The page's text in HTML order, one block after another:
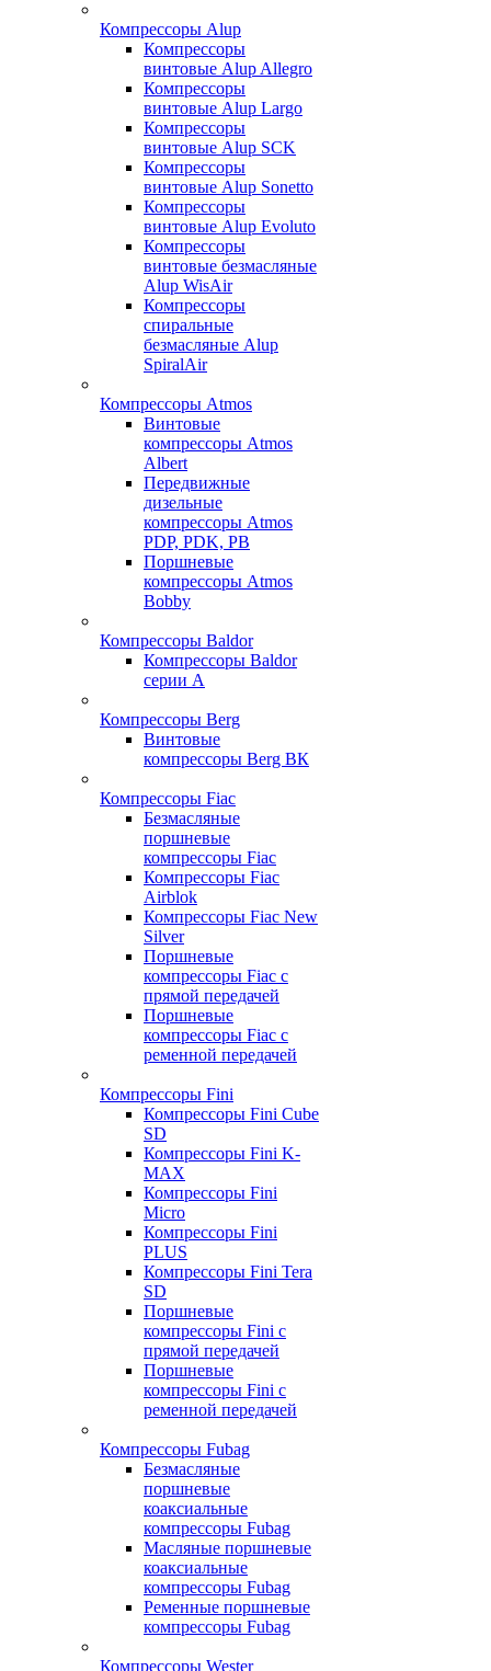
Компрессоры Alup
Компрессоры
винтовые Alup Allegro
Компрессоры
винтовые Alup Largo
Компрессоры
винтовые Alup SCK
Компрессоры
винтовые Alup Sonetto
Компрессоры
винтовые Alup Evoluto
Компрессоры
винтовые безмасляные
Alup WisAir
Компрессоры
спиральные
безмасляные Alup
SpiralAir
Компрессоры Atmos
Винтовые
компрессоры Atmos
Albert
Передвижные
дизельные
компрессоры Atmos
PDP, PDK, PB
Поршневые
компрессоры Atmos
Bobby
Компрессоры Baldor
Компрессоры Baldor
серии A
Компрессоры Berg
Винтовые
компрессоры Berg ВК
Компрессоры Fiac
Безмасляные
поршневые
компрессоры Fiac
Компрессоры Fiac
Airblok
Компрессоры Fiac New
Silver
Поршневые
компрессоры Fiac с
прямой передачей
Поршневые
компрессоры Fiac с
ременной передачей
Компрессоры Fini
Компрессоры Fini Cube
SD
Компрессоры Fini K-
MAX
Компрессоры Fini
Micro
Компрессоры Fini
PLUS
Компрессоры Fini Tera
SD
Поршневые
компрессоры Fini с
прямой передачей
Поршневые
компрессоры Fini с
ременной передачей
Компрессоры Fubag
Безмасляные
поршневые
коаксиальные
компрессоры Fubag
Масляные поршневые
коаксиальные
компрессоры Fubag
Ременные поршневые
компрессоры Fubag
Компрессоры Wester